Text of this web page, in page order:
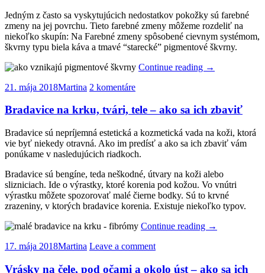
Jedným z často sa vyskytujúcich nedostatkov pokožky sú farebné
zmeny na jej povrchu. Tieto farebné zmeny môžeme rozdeliť na
niekoľko skupín: Na Farebné zmeny spôsobené cievnym systémom,
škvrny typu biela káva a tmavé “starecké” pigmentové škvrny.
Continue reading →
21. mája 2018Martina 2 komentáre
Bradavice na krku, tvári, tele – ako sa ich zbaviť
Bradavice sú nepríjemná estetická a kozmetická vada na koži, ktorá
vie byť niekedy otravná. Ako im predísť a ako sa ich zbaviť vám
ponúkame v nasledujúcich riadkoch.
Bradavice sú bengíne, teda neškodné, útvary na koži alebo
slizniciach. Ide o výrastky, ktoré korenia pod kožou. Vo vnútri
výrastku môžete spozorovať malé čierne bodky. Sú to krvné
zrazeniny, v ktorých bradavice korenia. Existuje niekoľko typov.
Continue reading →
17. mája 2018Martina Leave a comment
Vrásky na čele, pod očami a okolo úst – ako sa ich